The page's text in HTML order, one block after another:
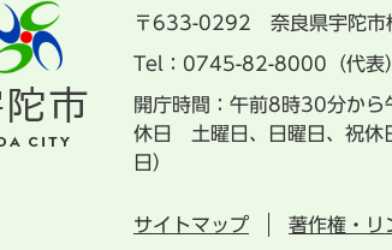
〒633-0292 奈良県宇陀市
Tel：0745-82-8000（代
開庁時間：午前8時30分か
休日 土曜日、日曜日、祝休
日）
サイトマップ 著作権・リ